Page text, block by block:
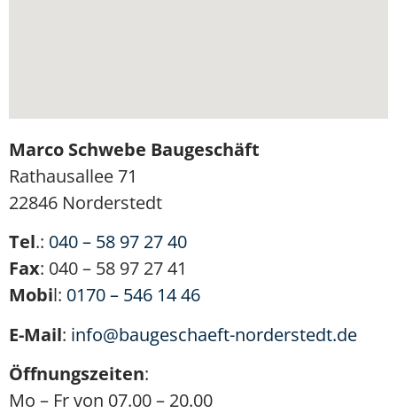
Marco Schwebe Baugeschäft
Rathausallee 71
22846 Norderstedt
Tel.: 040 – 58 97 27 40
Fax: 040 – 58 97 27 41
Mobil: 0170 – 546 14 46
E-Mail: info@baugeschaeft-norderstedt.de
Öffnungszeiten:
Mo – Fr von 07.00 – 20.00